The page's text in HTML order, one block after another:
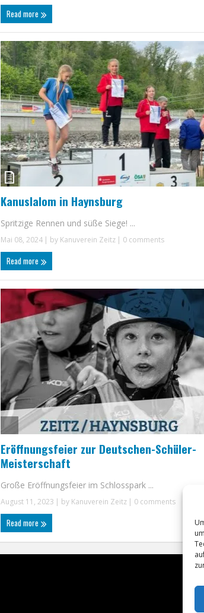
Read more
Kanuslalom in Haynsburg
Spritzige Rennen und süße Siege! ...
Mai 08, 2024 | by Kanuverein Zeitz | 0 comments
Read more
Eröffnungsfeier zur Deutschen-Schüler-
Meisterschaft
Große Eröffnungsfeier im Schlosspark ...
August 11, 2023 | by Kanuverein Zeitz | 0 comments
Read more